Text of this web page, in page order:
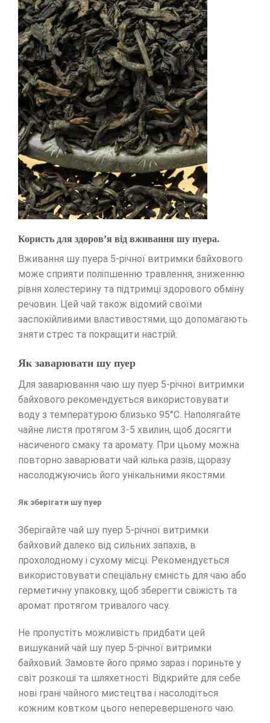
Користь для здоров’я від вживання шу пуера.
Вживання шу пуера 5-річної витримки байхового
може сприяти поліпшенню травлення, зниженню
рівня холестерину та підтримці здорового обміну
речовин. Цей чай також відомий своїми
заспокійливими властивостями, що допомагають
зняти стрес та покращити настрій.
Як заварювати шу пуер
Для заварювання чаю шу пуер 5-річної витримки
байхового рекомендується використовувати
воду з температурою близько 95°C. Наполягайте
чайне листя протягом 3-5 хвилин, щоб досягти
насиченого смаку та аромату. При цьому можна
повторно заварювати чай кілька разів, щоразу
насолоджуючись його унікальними якостями.
Як зберігати шу пуер
Зберігайте чай шу пуер 5-річної витримки
байховий далеко від сильних запахів, в
прохолодному і сухому місці. Рекомендується
використовувати спеціальну ємність для чаю або
герметичну упаковку, щоб зберегти свіжість та
аромат протягом тривалого часу.
Не пропустіть можливість придбати цей
вишуканий чай шу пуер 5-річної витримки
байховий. Замовте його прямо зараз і пориньте у
світ розкоші та шляхетності. Відкрийте для себе
нові грані чайного мистецтва і насолодіться
кожним ковтком цього неперевершеного чаю.